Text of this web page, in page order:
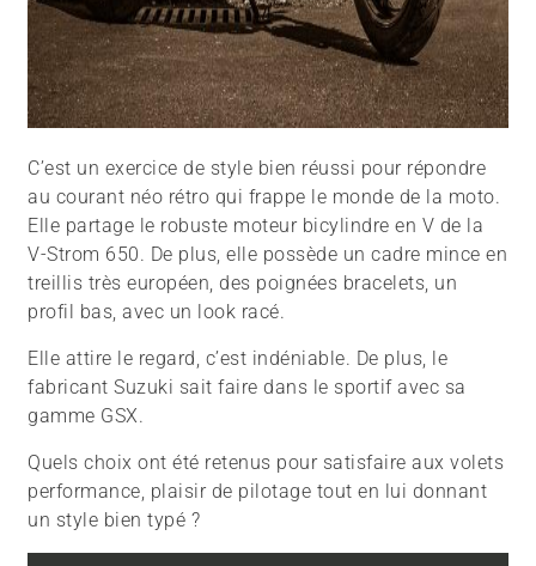
C’est un exercice de style bien réussi pour répondre
au courant néo rétro qui frappe le monde de la moto.
Elle partage le robuste moteur bicylindre en V de la
V-Strom 650. De plus, elle possède un cadre mince en
treillis très européen, des poignées bracelets, un
profil bas, avec un look racé.
Elle attire le regard, c’est indéniable. De plus, le
fabricant Suzuki sait faire dans le sportif avec sa
gamme GSX.
Quels choix ont été retenus pour satisfaire aux volets
performance, plaisir de pilotage tout en lui donnant
un style bien typé ?